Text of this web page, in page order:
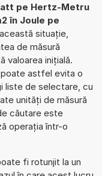
pe Hertz-Metru
în Joule pe
situație,
de măsură
valoarea inițială.
astfel evita o
liste de selectare, cu
unități de măsură
căutare este
operația într-o
fi rotunjit la un